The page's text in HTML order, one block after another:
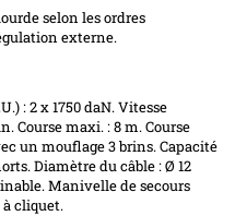
selon les ordres
externe.
: 2 x 1750 daN. Vitesse
Course maxi. : 8 m. Course
un mouflage 3 brins. Capacité
Diamètre du câble : Ø 12
Manivelle de secours
cliquet.